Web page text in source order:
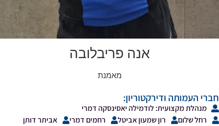
אנה פריבלובה
מאמנת
חברי העמותה ודירקטוריון:
מנהלת מקצועית: לודמילה יאסינסקה דמרי
רחל שלום
רון שמעון אביטל רחמים דמרי
אביתר דותן